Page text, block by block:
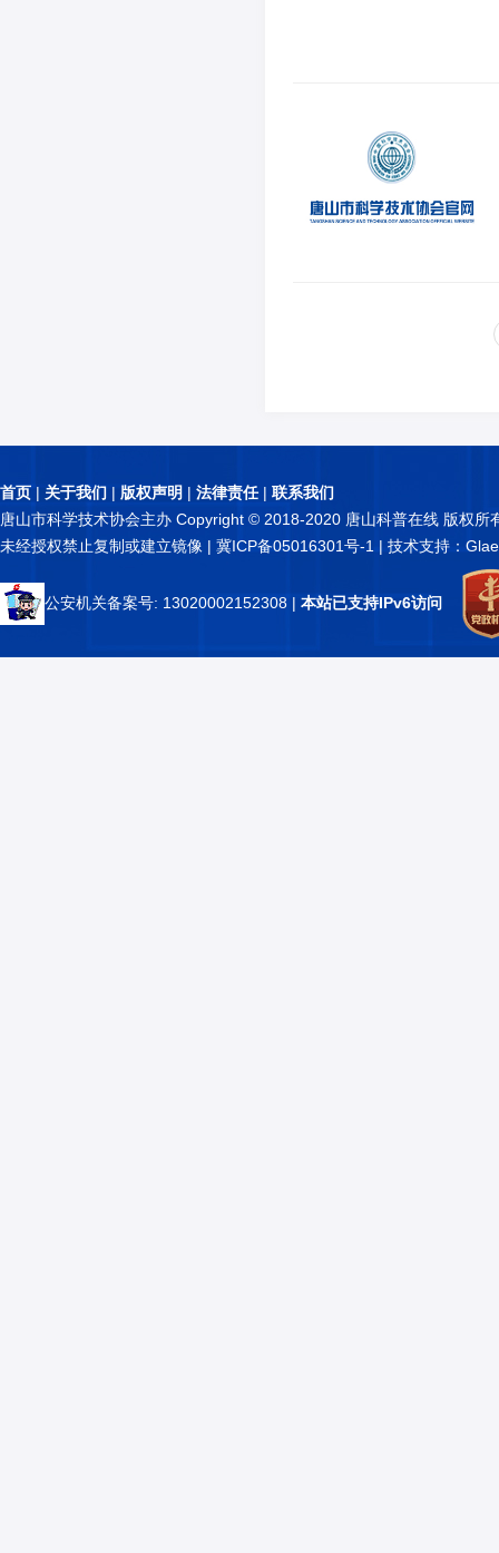
首页 | 关于我们 | 版权声明 | 法律责任| 联系我们
唐山市科学技术协会主办 Copyright © 2018-2020 唐山科普在线 版权所
未经授权禁止复制或建立镜像 | 冀ICP备05016301号-1 | 技术支持：
公安机关备案号: 13020002152308 | 本站已支持IPv6访问